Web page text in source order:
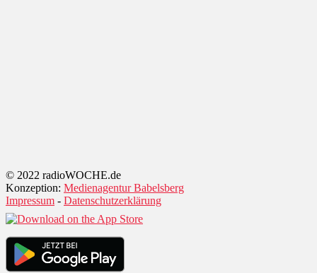
© 2022 radioWOCHE.de
Konzeption: Medienagentur Babelsberg
Impressum - Datenschutzerklärung